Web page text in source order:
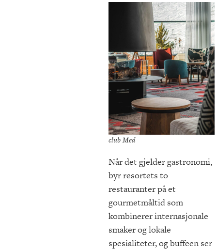
club Med
Når det gjelder gastronomi,
byr resortets to
restauranter på et
gourmetmåltid som
kombinerer internasjonale
smaker og lokale
spesialiteter, og buffeen ser